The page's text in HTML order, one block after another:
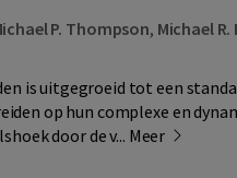
P. Thompson, Michael
is uitgegroeid tot een
op hun complexe en
door de v... Meer